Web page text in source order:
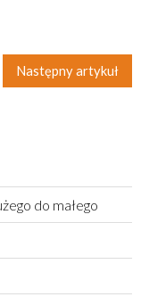
do małego
Następny artykuł